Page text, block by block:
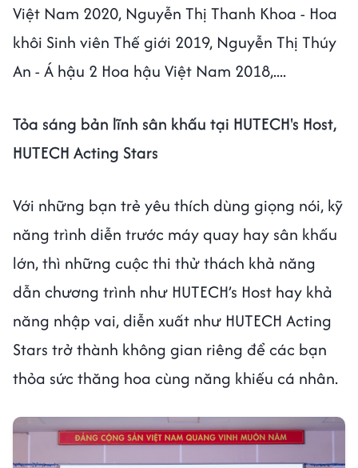
Việt Nam 2020, Nguyễn Thị Thanh Khoa - Hoa
khôi Sinh viên Thế giới 2019, Nguyễn Thị Thúy
An - Á hậu 2 Hoa hậu Việt Nam 2018,....
Tỏa sáng bản lĩnh sân khấu tại HUTECH's Host,
HUTECH Acting Stars
Với những bạn trẻ yêu thích dùng giọng nói, kỹ
năng trình diễn trước máy quay hay sân khấu
lớn, thì những cuộc thi thử thách khả năng
dẫn chương trình như HUTECH’s Host hay khả
năng nhập vai, diễn xuất như HUTECH Acting
Stars trở thành không gian riêng để các bạn
thỏa sức thăng hoa cùng năng khiếu cá nhân.